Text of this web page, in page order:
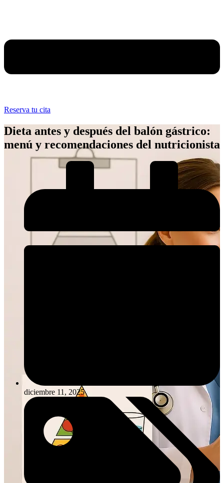
Reserva tu cita
Dieta antes y después del balón gástrico:
menú y recomendaciones del nutricionista
diciembre 11, 2025